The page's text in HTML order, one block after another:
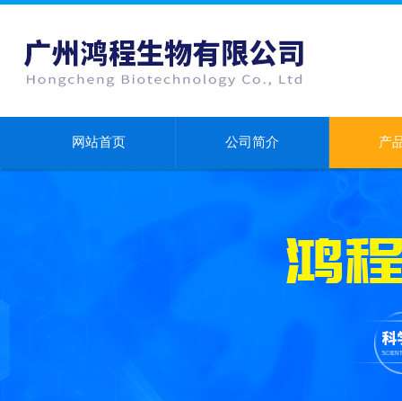
网站首页 公司简介 产